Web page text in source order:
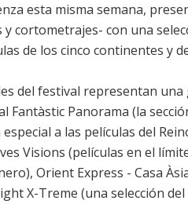
esta misma semana,
cortometrajes- con una
de los cinco continentes y
del festival representan una
Fantàstic Panorama (la
a las películas del
Visions (películas en el
Orient Express - Casa
X-Treme (una selección